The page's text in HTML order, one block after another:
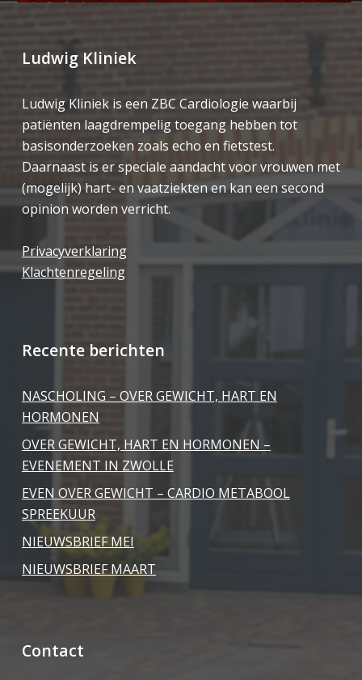
Ludwig Kliniek
Ludwig Kliniek is een ZBC Cardiologie waarbij
patiënten laagdrempelig toegang hebben tot
basisonderzoeken zoals echo en fietstest.
Daarnaast is er speciale aandacht voor vrouwen met
(mogelijk) hart- en vaatziekten en kan een second
opinion worden verricht.
Privacyverklaring
Klachtenregeling
Recente berichten
NASCHOLING – OVER GEWICHT, HART EN
HORMONEN
OVER GEWICHT, HART EN HORMONEN –
EVENEMENT IN ZWOLLE
EVEN OVER GEWICHT – CARDIO METABOOL
SPREEKUUR
NIEUWSBRIEF MEI
NIEUWSBRIEF MAART
Contact